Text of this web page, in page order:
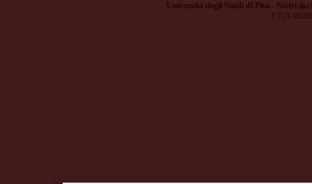
Università degli Studi di Pisa - Nistri-
P.IVA